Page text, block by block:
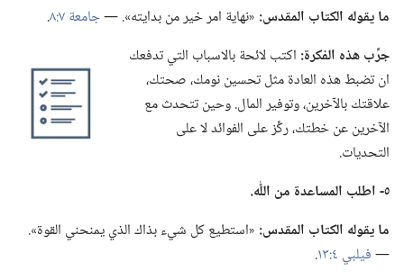
ما يقوله الكتاب المقدس:‏ «نهاية امر خير من بدايته».‏ —‏جامعة ٧:‏٨
.‏
جرِّب هذه الفكرة:‏ اكتب لائحة بالاسباب التي تدفعك
ان تضبط هذه العادة مثل تحسين نومك،‏ صحتك،‏
علاقتك بالآخرين،‏ وتوفير المال.‏ وحين تتحدث مع
الآخرين عن خطتك،‏ ركِّز على الفوائد لا على
التحديات.‏
٥-‏ اطلب المساعدة من اللّٰه.‏
ما يقوله الكتاب المقدس:‏ «استطيع كل شيء بذاك الذي يمنحني القوة».‏
—‏فيلبي ٤:‏١٣
.‏